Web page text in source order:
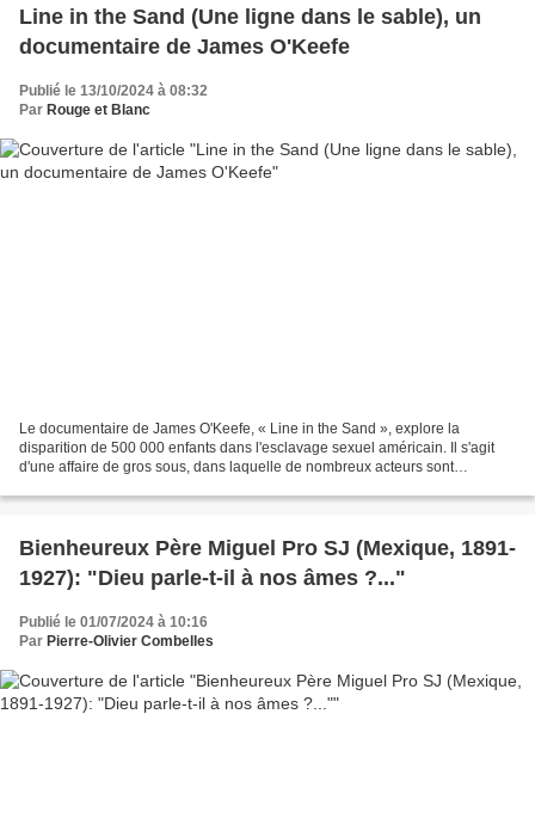
Line in the Sand (Une ligne dans le sable), un
documentaire de James O'Keefe
Publié le 13/10/2024 à 08:32
Par Rouge et Blanc
Le documentaire de James O'Keefe, « Line in the Sand », explore la
disparition de 500 000 enfants dans l'esclavage sexuel américain. Il s'agit
d'une affaire de gros sous, dans laquelle de nombreux acteurs sont
Bienheureux Père Miguel Pro SJ (Mexique, 1891-
1927): "Dieu parle-t-il à nos âmes ?..."
Publié le 01/07/2024 à 10:16
Par Pierre-Olivier Combelles